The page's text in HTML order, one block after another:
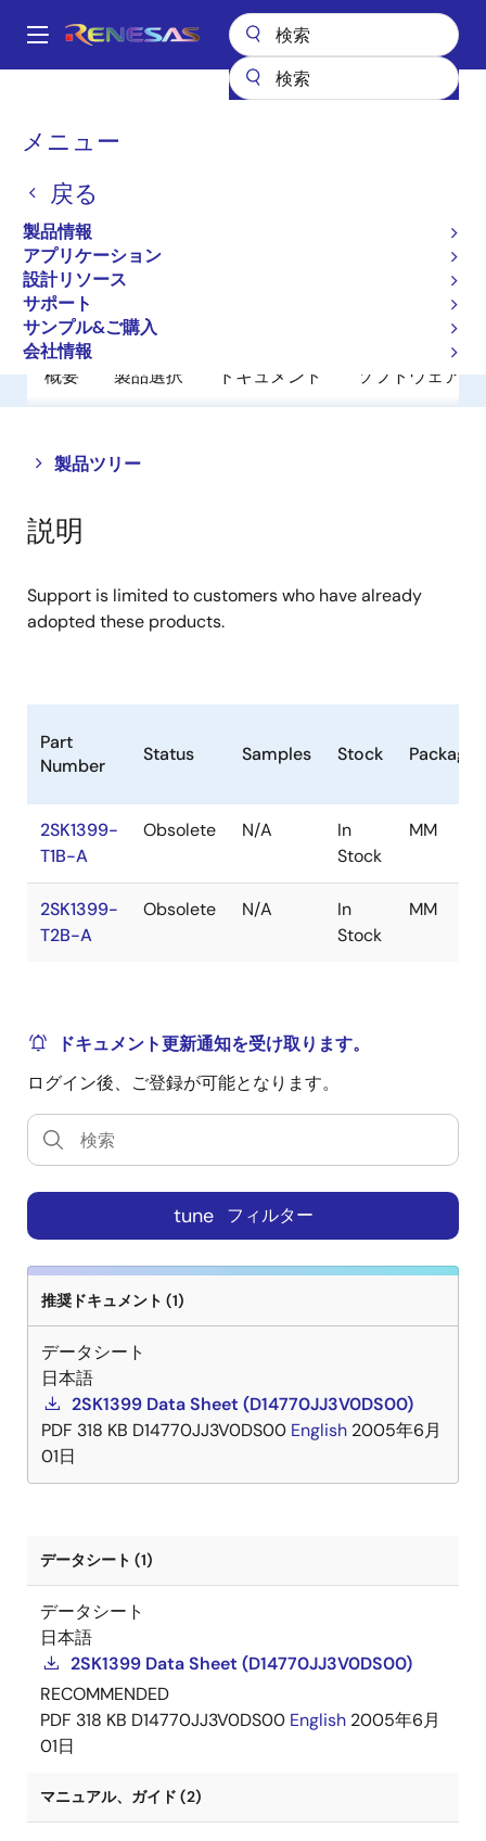
ン
Main
メニュー
戻る
製品情報
アプリケーション
設計リソース
サポート
サンプル&ご購入
会社情報
パ
く
ず
パワーディスクリート パワーMOSFET 2SK1399
2SK1399
廃止品
Power MOSFETs for Automotive
概要 製品選択 ドキュメント ソフトウェア／
製品ツリー
Close
tree
menu
Open
tree
menu
説明
Support is limited to customers who have already
adopted these products.
Part
Number
Status Samples Stock Package
2SK1399-
T1B-A
Obsolete N/A
In
Stock
MM
2SK1399-
T2B-A
Obsolete N/A
In
Stock
MM
ドキュメント更新通知を受け取ります。
ログイン後、ご登録が可能となります。
tune フィルター
推奨ドキュメント (1)
データシート
日本語
2SK1399 Data Sheet (D14770JJ3V0DS00)
PDF 318 KB D14770JJ3V0DS00 English 2005年6月
01日
データシート (1)
データシート
日本語
2SK1399 Data Sheet (D14770JJ3V0DS00)
RECOMMENDED
PDF 318 KB D14770JJ3V0DS00 English 2005年6月
01日
マニュアル、ガイド (2)